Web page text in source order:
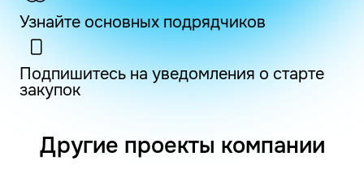
Узнайте основных подрядчиков
Подпишитесь на уведомления о старте
закупок
Другие проекты компании